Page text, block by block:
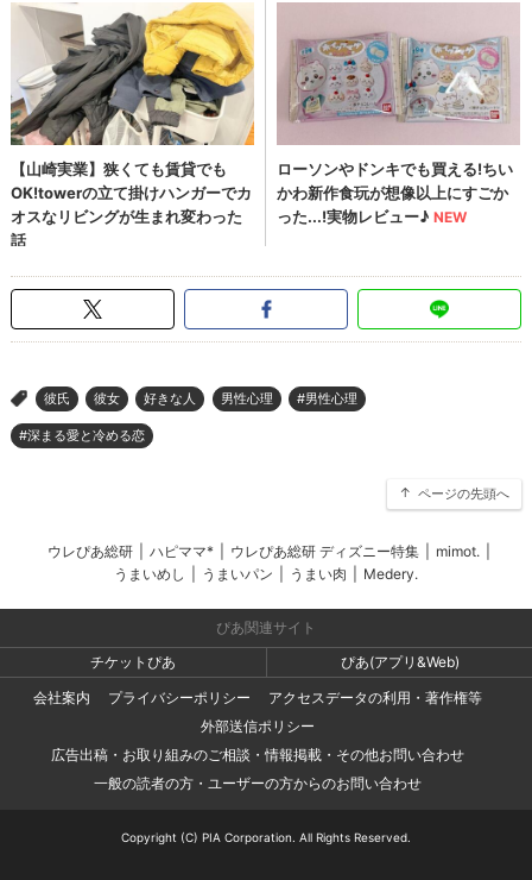
> 彼氏 彼女 好きな人 男性心理 #男性心理
#深まる愛と冷める恋
ページの先頭へ
ウレぴあ総研 ハピママ* ウレぴあ総研 ディズニー特集 mimot.
うまいめし
うまいパン うまい肉 Medery.
ぴあ関連サイト
チケットぴあ
ぴあ(アプリ&Web)
会社案内
プライバシーポリシー
アクセスデータの利用・著作権等
外部送信ポリシー
広告出稿・お取り組みのご相談・情報掲載・その他お問い合わせ
一般の読者の方・ユーザーの方からのお問い合わせ
Copyright (C) PIA Corporation. All Rights Reserved.